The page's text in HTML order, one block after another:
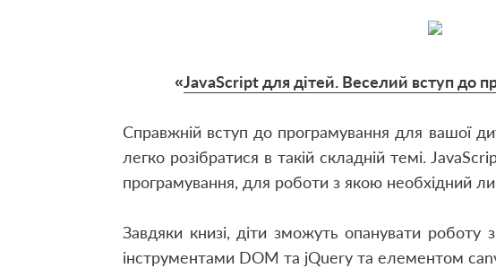
«JavaScript для дітей. Веселий вступ до
Справжній вступ до програмування для вашої
легко розібратися в такій складній темі.
програмування, для роботи з якою необхідний
Завдяки книзі, діти зможуть опанувати
інструментами DOM та jQuery та елементом